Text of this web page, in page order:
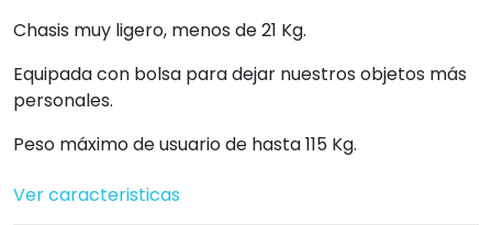
Chasis muy ligero, menos de 21 Kg.
Equipada con bolsa para dejar nuestros objetos más
personales.
Peso máximo de usuario de hasta 115 Kg.
Ver caracteristicas